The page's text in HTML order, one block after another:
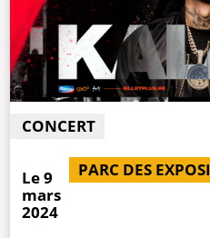
CONCERT
PARC DES
Le 9
mars
2024